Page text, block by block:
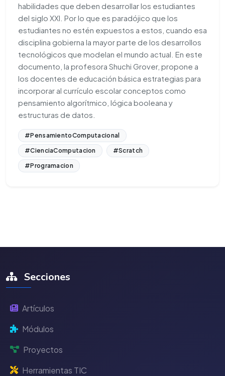
habilidades que deben desarrollar los estudiantes
del siglo XXI. Por lo que es paradójico que los
estudiantes no estén expuestos a estos, cuando esa
disciplina gobierna la mayor parte de los desarrollos
tecnológicos que modelan el mundo actual. En este
documento, la profesora Shuchi Grover, propone a
los docentes de educación básica estrategias para
incorporar al currículo escolar conceptos como
pensamiento algorítmico, lógica booleana y
estructuras de datos.
#PensamientoComputacional
#CienciaComputacion
#Scratch
#Programacion
Secciones
Artículos
Módulos
Proyectos
Herramientas TIC